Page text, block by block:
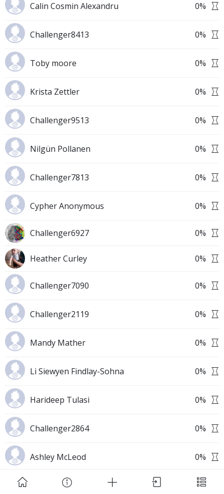
Calin Cosmin Alexandru 0%
Challenger8413 0%
Toby moore 0%
Krista Zettler 0%
Challenger9513 0%
Nilgün Pollanen 0%
Challenger7813 0%
Cypher Anonymous 0%
Challenger6927 0%
Heather Curley 0%
Challenger7090 0%
Challenger2119 0%
Mandy Mather 0%
Li Siewyen Findlay-Sohna 0%
Harideep Tulasi 0%
Challenger2864 0%
Ashley McLeod 0%
David Stevens 0%
Download Challenge Achieved App?
Challenge Achieved is self-improvement social
network. Start creating challenges, set goals and
make new habits!
Skip Download App